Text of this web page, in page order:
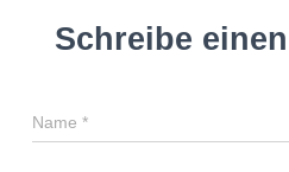
Schreibe
Name *